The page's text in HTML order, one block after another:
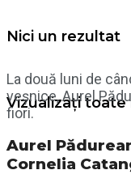
Nici un rezultat
Vizualizați
La două luni de
veșnice, Aurel
fiori.
Aurel
Cornelia